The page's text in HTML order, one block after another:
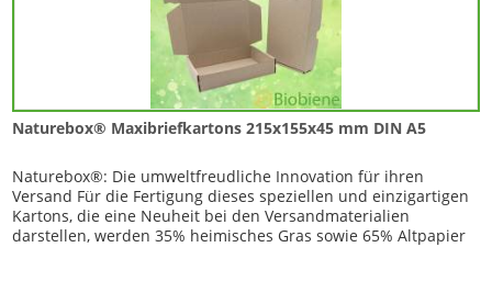
Naturebox® Maxibriefkartons 215x155x45 mm DIN A5
Naturebox®: Die umweltfreudliche Innovation für ihren
Versand Für die Fertigung dieses speziellen und einzigartigen
Kartons, die eine Neuheit bei den Versandmaterialien
darstellen, werden 35% heimisches Gras sowie 65% Altpapier